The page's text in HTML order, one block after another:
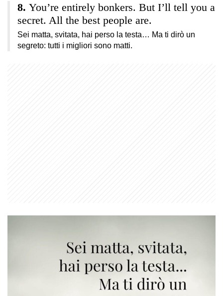
You’re entirely bonkers. But I’ll tell you a
secret. All the best people are.
Sei matta, svitata, hai perso la testa… Ma ti dirò un
segreto: tutti i migliori sono matti.